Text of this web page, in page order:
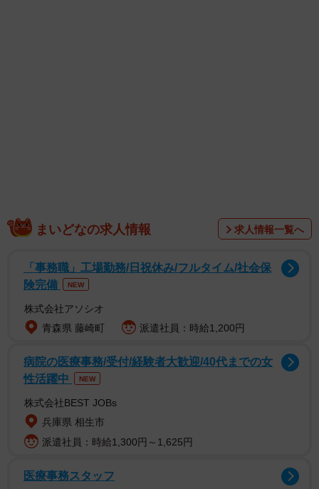
声優さんだから見えるアニメの世界、”なんで声優になった
の？”的な話、印象的だった役。オフのことまでユルーく直
撃した！
話題の“人間✕悪魔”ダークファンタジー
ーー『ノケモノたちの夜』毎週観ています。 原作を読ん
で、いかがでしたか。
小田 ひとりのファンとして熱中して読みました。激しい
バトルや泣けるシーンもありますが、私が特に好きなのは
の常識やノリがちぐはぐで、掛け合いが面白くて（笑）。
まいどなの求人情報 求人情報一覧へ
「事務職」工場勤務/日祝休み/フルタイム/社会保
険完備
NEW
株式会社アソシオ
青森県 藤崎町
派遣社員：時給1,200円
病院の医療事務/受付/経験者大歓迎/40代までの女
性活躍中
NEW
株式会社BEST JOBs
兵庫県 相生市
派遣社員：時給1,300円～1,625円
医療事務スタッフ